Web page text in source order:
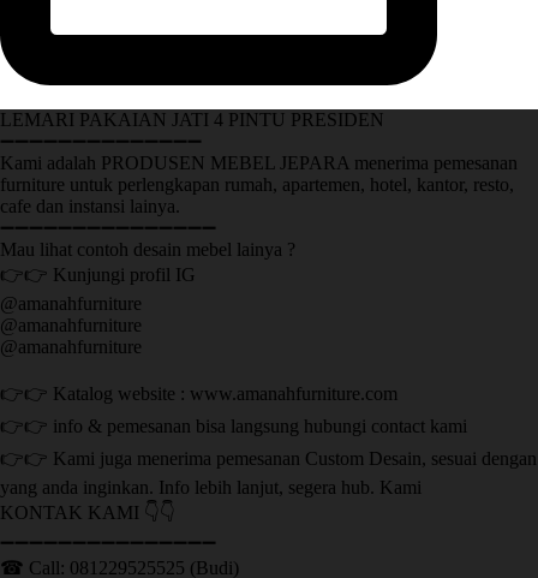
LEMARI PAKAIAN JATI 4 PINTU PRESIDEN
➖➖➖➖➖➖➖➖➖➖➖➖➖➖
Kami adalah PRODUSEN MEBEL JEPARA menerima pemesanan
furniture untuk perlengkapan rumah, apartemen, hotel, kantor, resto,
cafe dan instansi lainya.
➖➖➖➖➖➖➖➖➖➖➖➖➖➖➖
Mau lihat contoh desain mebel lainya ?
👉👉 Kunjungi profil IG
@amanahfurniture
@amanahfurniture
@amanahfurniture
👉👉 Katalog website : www.amanahfurniture.com
👉👉 info & pemesanan bisa langsung hubungi contact kami
👉👉 Kami juga menerima pemesanan Custom Desain, sesuai dengan
yang anda inginkan. Info lebih lanjut, segera hub. Kami
KONTAK KAMI 👇👇
➖➖➖➖➖➖➖➖➖➖➖➖➖➖➖ ㅤ
☎ Call: 081229525525 (Budi)